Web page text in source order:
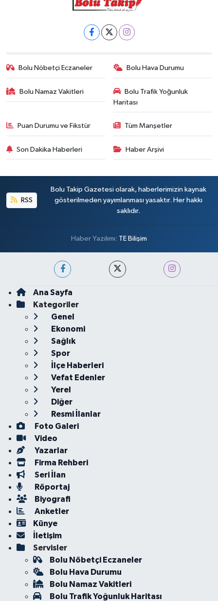
Bolu Nöbetçi Eczaneler Bolu Hava Durumu
Bolu Namaz Vakitleri
Bolu Trafik Yoğunluk
Haritası
Puan Durumu ve Fikstür Tüm Manşetler
Son Dakika Haberleri Haber Arşivi
RSS
Bolu Takip Gazetesi olarak, haberlerimizin kaynak
gösterilmeden yayımlanması yasaktır. Her hakkı
saklıdır.
Haber Yazılımı: TE Bilişim
Ana Sayfa
Kategoriler
Genel
Ekonomi
Sağlık
Spor
İlçe Haberleri
Vefat Edenler
Yerel
Diğer
Resmi İlanlar
Foto Galeri
Video
Yazarlar
Firma Rehberi
Seri İlan
Röportaj
Biyografi
Anketler
Künye
İletişim
Servisler
Bolu Nöbetçi Eczaneler
Bolu Hava Durumu
Bolu Namaz Vakitleri
Bolu Trafik Yoğunluk Haritası